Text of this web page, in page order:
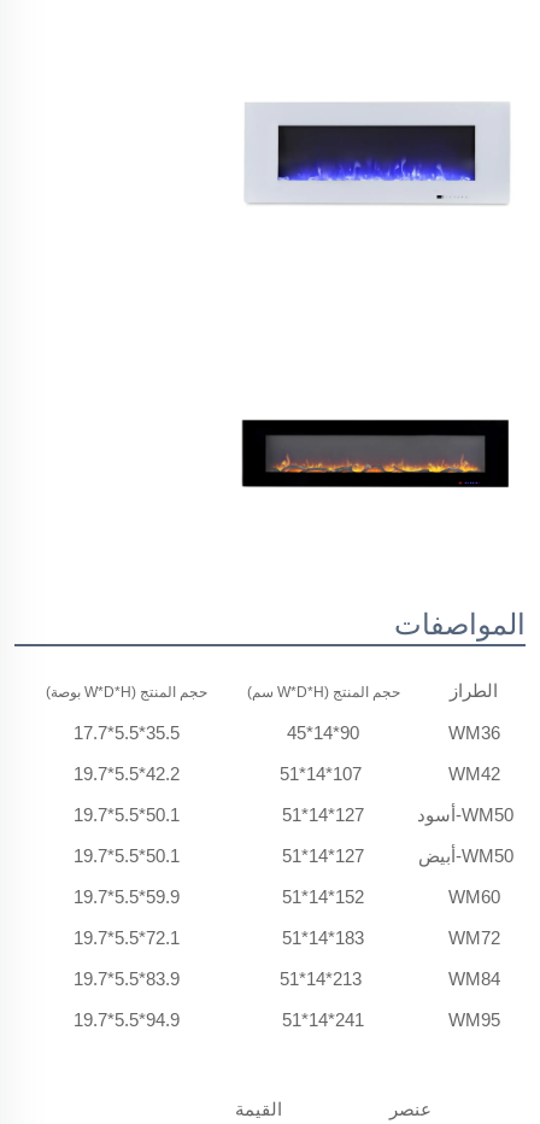
المواصفات
الطراز حجم المنتج (W*D*H سم) حجم المنتج (W*D*H بوصة)
WM36
90*14*45
35.5*5.5*17.7
WM42
42.2*5.5*19.7
WM50-أسود
127*14*51
50.1*5.5*19.7
WM50-أبيض
127*14*51
50.1*5.5*19.7
WM60
152*14*51
59.9*5.5*19.7
WM72
183*14*51
72.1*5.5*19.7
WM84
83.9*5.5*19.7
WM95
241*14*51
94.9*5.5*19.7
عنصر
القيمة